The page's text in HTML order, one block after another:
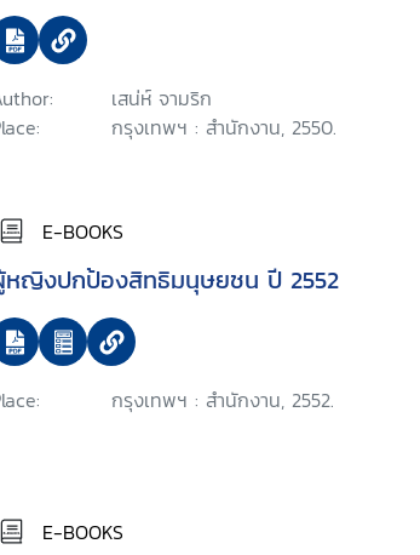
เสน่ห์ จามริก
กรุงเทพฯ : สำนักงาน, 2550.
E-BOOKS
ญิงปกป้องสิทธิมนุษยชน ปี 2552
กรุงเทพฯ : สำนักงาน, 2552.
E-BOOKS